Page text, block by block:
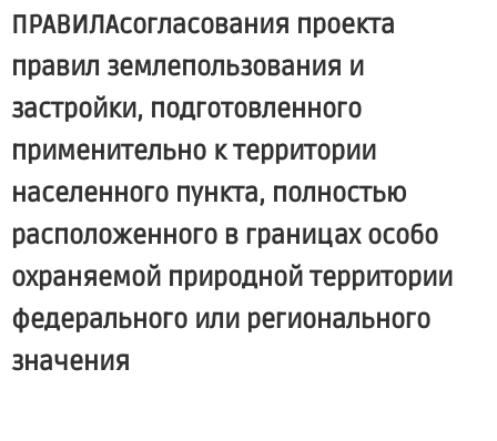
ПРАВИЛАсогласования проекта
правил землепользования и
застройки, подготовленного
применительно к территории
населенного пункта, полностью
расположенного в границах особо
охраняемой природной территории
федерального или регионального
значения